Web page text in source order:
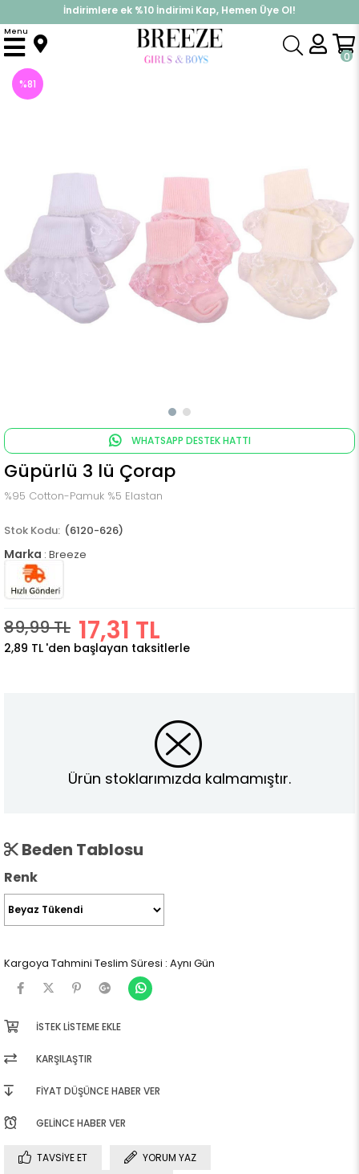
%30 Sepette Yaz İndirimi, Hemen Al!
İndirimlere ek %10 İndirimi Kap, Hemen Üye Ol!
0
Menu
Anasayfa Çorap Güpürlü 3 lü Çorap
%81
WHATSAPP DESTEK HATTI
Güpürlü 3 lü Çorap
%95 Cotton-Pamuk %5 Elastan
(6120-626)
Marka : Breeze
89,99 TL 17,31 TL
2,89 TL 'den başlayan taksitlerle
Ürün stoklarımızda kalmamıştır.
Beden Tablosu
Renk
Kargoya Tahmini Teslim Süresi : Aynı Gün
İSTEK LISTEME EKLE
KARŞILAŞTIR
FIYAT DÜŞÜNCE HABER VER
GELINCE HABER VER
TAVSIYE ET
YORUM YAZ